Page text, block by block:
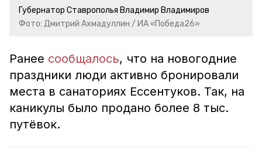
Губернатор Ставрополья Владимир Владимиров
Фото: Дмитрий Ахмадуллин / ИА «Победа26»
Ранее сообщалось, что на новогодние
праздники люди активно бронировали
места в санаториях Ессентуков. Так, на
каникулы было продано более 8 тыс.
путёвок.